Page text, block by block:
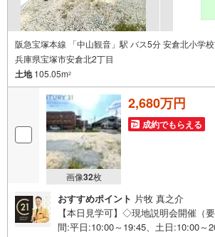
阪急宝塚本線 「中山観音」駅 バス5分 安倉北小学
兵庫県宝塚市安倉北2丁目
土地105.05m2
画像32枚
2,680万円
成約でもらえる
おすすめポイント 片牧 真之介
【本日見学可】◇現地説明会開催（
間:平日:10:00～19:45、土日:10:00